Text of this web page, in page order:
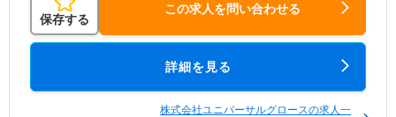
保存する
この求人を問い合わせる
詳細を見る
株式会社ユニバーサルグロースの求人一